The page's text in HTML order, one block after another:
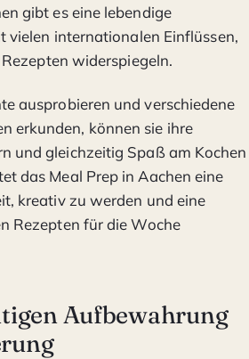
gibt es eine lebendige
vielen internationalen Einflüssen,
widerspiegeln.
ausprobieren und verschiedene
erkunden, können sie ihre
und gleichzeitig Spaß am Kochen
das Meal Prep in Aachen eine
kreativ zu werden und eine
Rezepten für die Woche
Aufbewahrung